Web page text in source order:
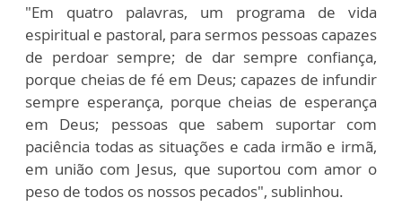
"Em quatro palavras, um programa de vida
espiritual e pastoral, para sermos pessoas capazes
de perdoar sempre; de dar sempre confiança,
porque cheias de fé em Deus; capazes de infundir
sempre esperança, porque cheias de esperança
em Deus; pessoas que sabem suportar com
paciência todas as situações e cada irmão e irmã,
em união com Jesus, que suportou com amor o
peso de todos os nossos pecados", sublinhou.